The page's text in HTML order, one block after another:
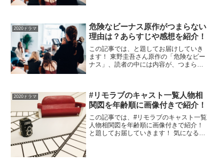
った主人公...
2020ドラマ
危険なビーナス原作がつまらない
理由は？あらすじや感想を紹介！
この記事では、と題してお届けしていき
ます！ 東野圭吾さん原作の「危険なビー
ナス」、読者の中には内容が、つまらな
ドラマの内容は面白...
2020ドラマ
#リモラブのキャスト一覧人物相
関図を年齢順に画像付きで紹介！
この記事では、#リモラブのキャスト一覧
人物相関図を年齢順に画像付きで紹介！
と題してお届していきます！ 気になるド